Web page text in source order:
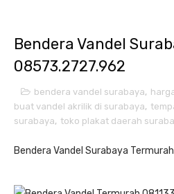
Bendera Vandel
08573.2727.962
bendera vandel surabaya,
buat vandel akrilik di surabaya,
surabaya, toko plakat daerah
Bendera Vandel Surabaya